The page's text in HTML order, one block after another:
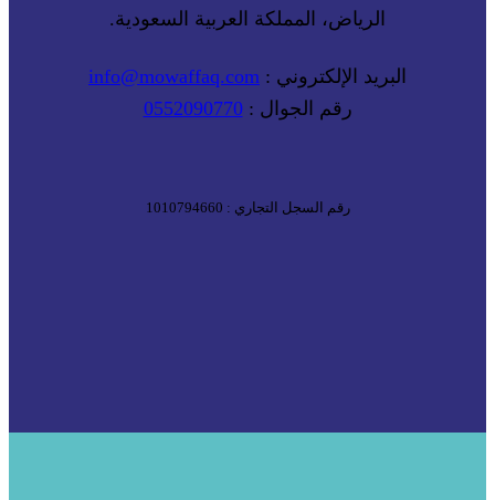
الرياض، المملكة العربية السعودية.
البريد الإلكتروني : info@mowaffaq.com
رقم الجوال :0552090770
رقم السجل التجاري : 1010794660